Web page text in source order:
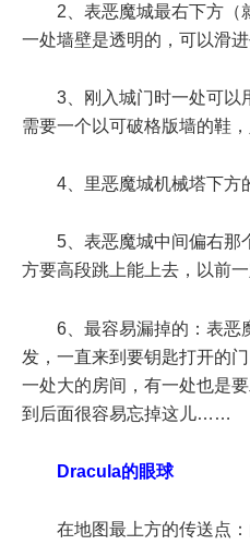
2、表恶魔城最右下方（
一处墙壁是透明的，可以滑进
3、刚入城门时一处可以
需要一个以可破格版墙的鞋
4、里恶魔城机械塔下方
5、表恶魔城中间偏右那
方要高段跳上能上去，以前
6、最容易漏掉的：表恶
发，一直来到要钥匙打开的
一处大的房间，有一处也是
到后面很容易忘掉这儿……
Dracula的眼球
在地图最上方的传送点